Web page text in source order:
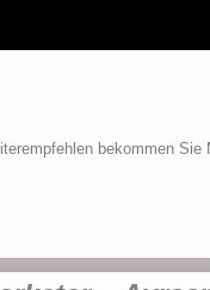
bekommen Sie